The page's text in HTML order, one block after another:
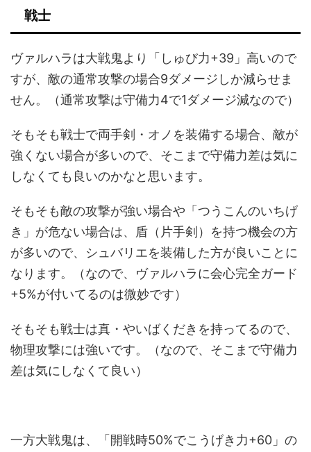
戦士
ヴァルハラは大戦鬼より「しゅび力+39」高いので
すが、敵の通常攻撃の場合9ダメージしか減らせま
せん。（通常攻撃は守備力4で1ダメージ減なので）
そもそも戦士で両手剣・オノを装備する場合、敵が
強くない場合が多いので、そこまで守備力差は気に
しなくても良いのかなと思います。
そもそも敵の攻撃が強い場合や「つうこんのいちげ
き」が危ない場合は、盾（片手剣）を持つ機会の方
が多いので、シュバリエを装備した方が良いことに
なります。（なので、ヴァルハラに会心完全ガード
+5%が付いてるのは微妙です）
そもそも戦士は真・やいばくだきを持ってるので、
物理攻撃には強いです。（なので、そこまで守備力
差は気にしなくて良い）
一方大戦鬼は、「開戦時50%でこうげき力+60」の